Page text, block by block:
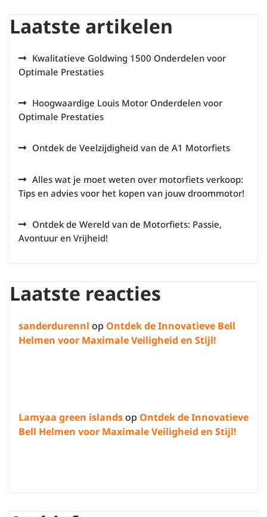
Laatste artikelen
Kwalitatieve Goldwing 1500 Onderdelen voor
Optimale Prestaties
Hoogwaardige Louis Motor Onderdelen voor
Optimale Prestaties
Ontdek de Veelzijdigheid van de A1 Motorfiets
Alles wat je moet weten over motorfiets verkoop:
Tips en advies voor het kopen van jouw droommotor!
Ontdek de Wereld van de Motorfiets: Passie,
Avontuur en Vrijheid!
Laatste reacties
sanderdurennl op Ontdek de Innovatieve Bell
Helmen voor Maximale Veiligheid en Stijl!
Lamyaa green islandsop Ontdek de Innovatieve
Bell Helmen voor Maximale Veiligheid en Stijl!